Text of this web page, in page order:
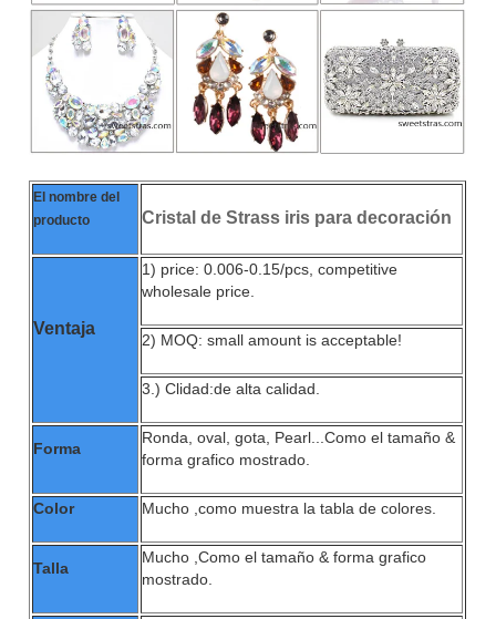
El nombre del
producto
Cristal de Strass iris para decoración
Ventaja
1) price: 0.006-0.15/pcs, competitive
wholesale price.
2) MOQ: small amount is acceptable!
3.) Clidad:de alta calidad.
Forma
Ronda, oval, gota, Pearl...Como el tamaño &
forma grafico mostrado.
Color Mucho ,como muestra la tabla de colores.
Talla
Mucho ,Como el tamaño & forma grafico
mostrado.